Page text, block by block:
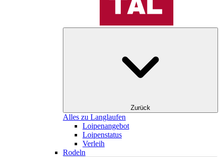
Zurück
Alles zu Langlaufen
Loipenangebot
Loipenstatus
Verleih
Rodeln